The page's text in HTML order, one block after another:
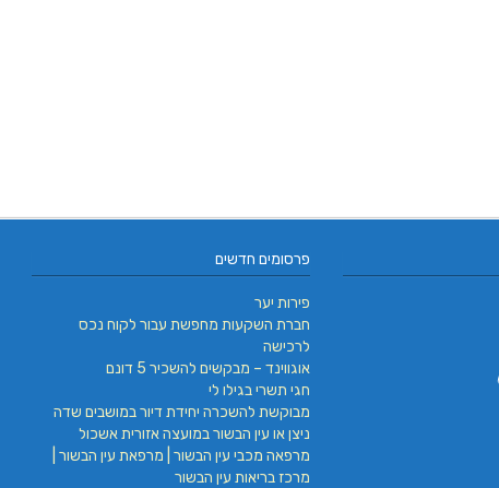
פרסומים חדשים
פירות יער
חברת השקעות מחפשת עבור לקוח נכס
לרכישה
אוגווינד – מבקשים להשכיר 5 דונם
חגי תשרי בגילו לי
מבוקשת להשכרה יחידת דיור במושבים שדה
ניצן או עין הבשור במועצה אזורית אשכול
מרפאה מכבי עין הבשור | מרפאת עין הבשור |
מרכז בריאות עין הבשור